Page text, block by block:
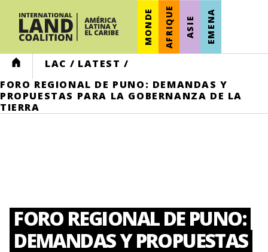
MONDE AFRIQUE ASIE EMENA
HOME LAC / LATEST /
FORO REGIONAL DE PUNO: DEMANDAS Y
PROPUESTAS PARA LA GOBERNANZA DE LA
TIERRA
FORO REGIONAL DE PUNO:
DEMANDAS Y PROPUESTAS